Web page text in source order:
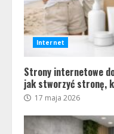
Internet
Strony internetowe
jak stworzyć stronę,
17 maja 2026